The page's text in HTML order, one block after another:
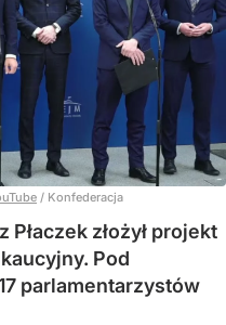
/ Konfederacja
złożył projekt
Pod
parlamentarzystów